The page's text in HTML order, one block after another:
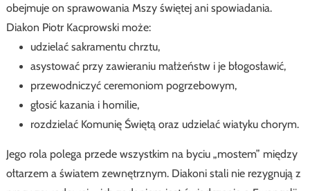
obejmuje on sprawowania Mszy świętej ani spowiadania.
Diakon Piotr Kacprowski może:
udzielać sakramentu chrztu,
asystować przy zawieraniu małżeństw i je błogosławić,
przewodniczyć ceremoniom pogrzebowym,
głosić kazania i homilie,
rozdzielać Komunię Świętą oraz udzielać wiatyku chorym.
Jego rola polega przede wszystkim na byciu „mostem” między
ołtarzem a światem zewnętrznym. Diakoni stali nie rezygnują z